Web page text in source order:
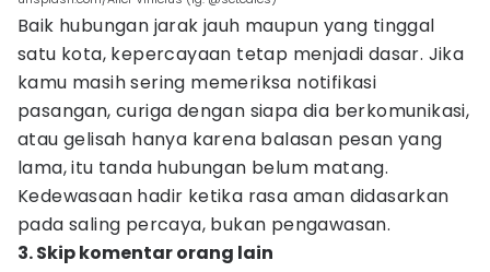
Baik hubungan jarak jauh maupun yang tinggal
satu kota, kepercayaan tetap menjadi dasar. Jika
kamu masih sering memeriksa notifikasi
pasangan, curiga dengan siapa dia berkomunikasi,
atau gelisah hanya karena balasan pesan yang
lama, itu tanda hubungan belum matang.
Kedewasaan hadir ketika rasa aman didasarkan
pada saling percaya, bukan pengawasan.
3. Skip komentar orang lain